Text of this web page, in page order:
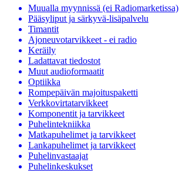
Muualla myynnissä (ei Radiomarketissa)
Pääsyliput ja särkyvä-lisäpalvelu
Timantit
Ajoneuvotarvikkeet - ei radio
Keräily
Ladattavat tiedostot
Muut audioformaatit
Optiikka
Rompepäivän majoituspaketti
Verkkovirtatarvikkeet
Komponentit ja tarvikkeet
Puhelintekniikka
Matkapuhelimet ja tarvikkeet
Lankapuhelimet ja tarvikkeet
Puhelinvastaajat
Puhelinkeskukset